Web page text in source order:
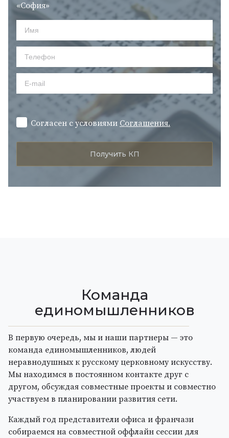
«София»
Согласен с условиями Cоглашения.
Команда
единомышленников
В первую очередь, мы и наши партнеры — это
команда единомышленников, людей
неравнодушных к русскому церковному искусству.
Мы находимся в постоянном контакте друг с
другом, обсуждая совместные проекты и совместно
участвуем в планировании развития сети.
Каждый год представители офиса и франчази
собираемся на совместной оффлайн сессии для